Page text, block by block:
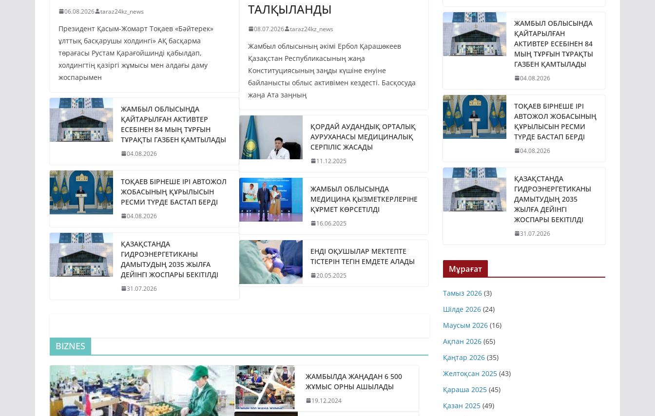
06.08.2026 taraz24kz_news
Президент Қасым-Жомарт Тоқаев «Бәйтерек»
ұлттық басқарушы холдингі» АҚ басқарма
төрағасы Рустам Қарағойшинді қабылдап,
холдингтің қазіргі жұмысы мен алдағы даму
жоспарымен
ЖАМБЫЛ ОБЛЫСЫНДА
ҚАЙТАРЫЛҒАН АКТИВТЕР
ЕСЕБІНЕН 84 МЫҢ ТҰРҒЫН
ТҰРАҚТЫ ГАЗБЕН ҚАМТЫЛАДЫ
04.08.2026
ТОҚАЕВ БІРНЕШЕ ІРІ АВТОЖОЛ
ЖОБАСЫНЫҢ ҚҰРЫЛЫСЫН
РЕСМИ ТҮРДЕ БАСТАП БЕРДІ
04.08.2026
ҚАЗАҚСТАНДА
ГИДРОЭНЕРГЕТИКАНЫ
ДАМЫТУДЫҢ 2035 ЖЫЛҒА
ДЕЙІНГІ ЖОСПАРЫ БЕКІТІЛДІ
31.07.2026
ТАЛҚЫЛАНДЫ
08.07.2026 taraz24kz_news
Жамбыл облысының әкімі Ербол Қарашөкеев
Қазақстан Республикасының жаңа
Конституциясының заңды күшіне енуіне
байланысты облыс активімен кездесті. Басқосуда
жаңа Ата заңның
ҚОРДАЙ АУДАНДЫҚ ОРТАЛЫҚ
АУРУХАНАСЫ МЕДИЦИНАЛЫҚ
СЕРПІЛІС ЖАСАДЫ
11.12.2025
ЖАМБЫЛ ОБЛЫСЫНДА
МЕДИЦИНА ҚЫЗМЕТКЕРЛЕРІНЕ
ҚҰРМЕТ КӨРСЕТІЛДІ
16.06.2025
ЕНДІ ОҚУШЫЛАР МЕКТЕПТЕ
ТІСТЕРІН ТЕГІН ЕМДЕТЕ АЛАДЫ
20.05.2025
BIZNES
ЖАМБЫЛДА ЖАҢАДАН 6 500
ЖҰМЫС ОРНЫ АШЫЛАДЫ
19.12.2024
ЖАМБЫЛ ОБЛЫСЫНДА
ҚАЙТАРЫЛҒАН
АКТИВТЕР ЕСЕБІНЕН 84
МЫҢ ТҰРҒЫН ТҰРАҚТЫ
ГАЗБЕН ҚАМТЫЛАДЫ
04.08.2026
ТОҚАЕВ БІРНЕШЕ ІРІ
АВТОЖОЛ ЖОБАСЫНЫҢ
ҚҰРЫЛЫСЫН РЕСМИ
ТҮРДЕ БАСТАП БЕРДІ
04.08.2026
ҚАЗАҚСТАНДА
ГИДРОЭНЕРГЕТИКАНЫ
ДАМЫТУДЫҢ 2035
ЖЫЛҒА ДЕЙІНГІ
ЖОСПАРЫ БЕКІТІЛДІ
31.07.2026
Мұрағат
Тамыз 2026 (3)
Шілде 2026 (24)
Маусым 2026 (16)
Ақпан 2026 (65)
Қаңтар 2026 (35)
Желтоқсан 2025 (43)
Қараша 2025 (45)
Қазан 2025 (49)